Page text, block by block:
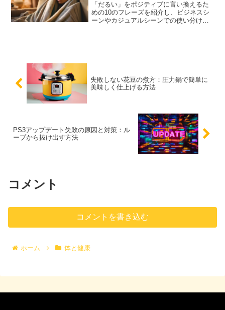
「だるい」をポジティブに言い換えるた
めの10のフレーズを紹介し、ビジネスシ
ーンやカジュアルシーンでの使い分け
失敗しない花豆の煮方：圧力鍋で簡単に
美味しく仕上げる方法
PS3アップデート失敗の原因と対策：ル
ープから抜け出す方法
コメント
コメントを書き込む
ホーム 体と健康